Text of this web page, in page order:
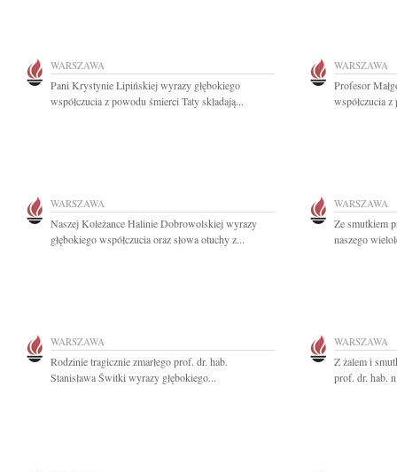
WARSZAWA
Pani Krystynie Lipińskiej wyrazy głębokiego
współczucia z powodu śmierci Taty składają...
WARSZAWA
Profesor
współczucia
WARSZAWA
Naszej Koleżance Halinie Dobrowolskiej wyrazy
głębokiego współczucia oraz słowa otuchy z...
WARSZAWA
Ze smutkiem
naszego
WARSZAWA
Rodzinie tragicznie zmarłego prof. dr. hab.
Stanisława Świtki wyrazy głębokiego...
WARSZAWA
Z żalem i
prof. dr. hab.